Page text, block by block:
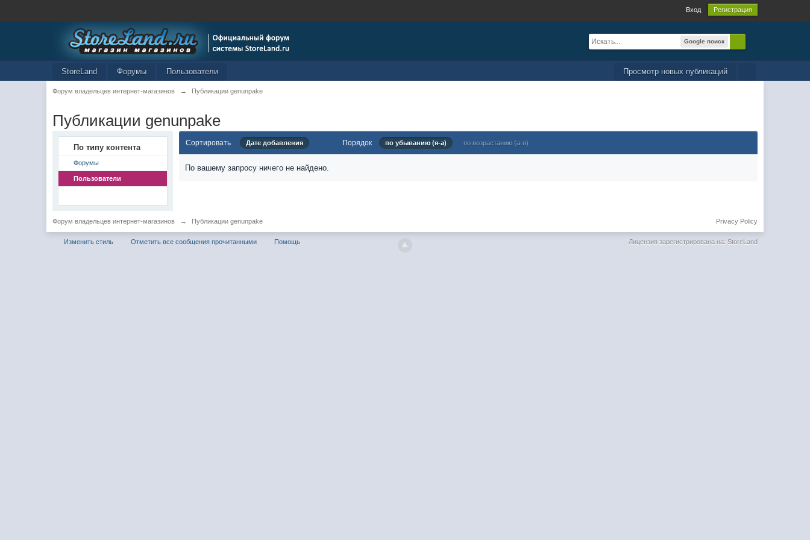
Вход Регистрация
Google поиск
Просмотр новых публикаций
StoreLand Форумы Пользователи
Форум владельцев интернет-магазинов → Публикации genunpake
Публикации genunpake
По типу контента
Форумы
Пользователи
Сортировать Дате добавления Порядок по убыванию (я-а) по возрастанию (а-я)
По вашему запросу ничего не найдено.
Форум владельцев интернет-магазинов → Публикации genunpake Privacy Policy
Изменить стиль Отметить все сообщения прочитанными Помощь Лицензия зарегистрирована на: StoreLand